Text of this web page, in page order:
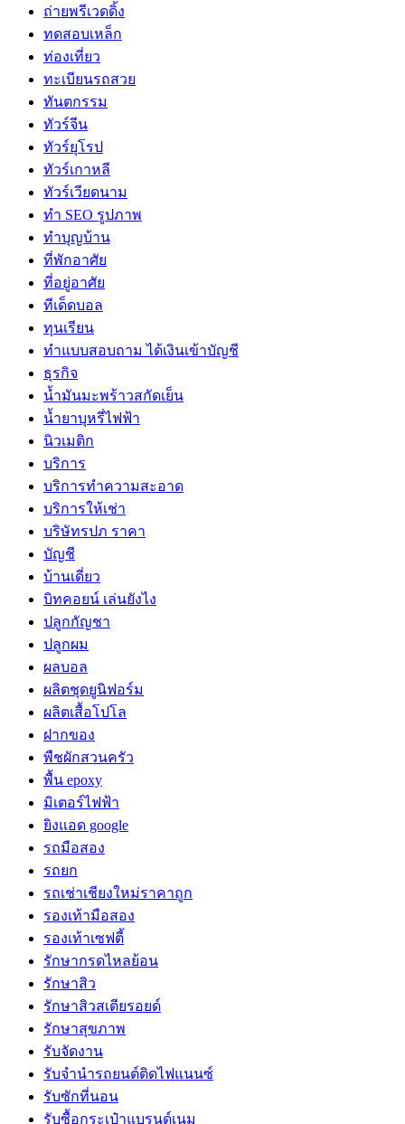
ถ่ายพรีเวดดิ้ง
ทดสอบเหล็ก
ท่องเที่ยว
ทะเบียนรถสวย
ทันตกรรม
ทัวร์จีน
ทัวร์ยุโรป
ทัวร์เกาหลี
ทัวร์เวียดนาม
ทำ SEO รูปภาพ
ทำบุญบ้าน
ที่พักอาศัย
ที่อยู่อาศัย
ทีเด็ดบอล
ทุนเรียน
ทําแบบสอบถาม ได้เงินเข้าบัญชี
ธุรกิจ
น้ำมันมะพร้าวสกัดเย็น
น้ำยาบุหรี่ไฟฟ้า
นิวเมติก
บริการ
บริการทำความสะอาด
บริการให้เช่า
บริษัทรปภ ราคา
บัญชี
บ้านเดี่ยว
บิทคอยน์ เล่นยังไง
ปลูกกัญชา
ปลูกผม
ผลบอล
ผลิตชุดยูนิฟอร์ม
ผลิตเสื้อโปโล
ฝากของ
พืชผักสวนครัว
พื้น epoxy
มิเตอร์ไฟฟ้า
ยิงแอด google
รถมือสอง
รถยก
รถเช่าเชียงใหม่ราคาถูก
รองเท้ามือสอง
รองเท้าเซฟตี้
รักษากรดไหลย้อน
รักษาสิว
รักษาสิวสเตียรอยด์
รักษาสุขภาพ
รับจัดงาน
รับจํานํารถยนต์ติดไฟแนนซ์
รับซักที่นอน
รับซื้อกระเป๋าแบรนด์เนม